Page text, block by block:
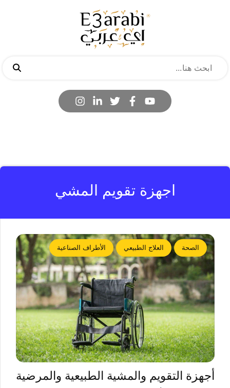
اجهزة تقويم المشي
الصحة العلاج الطبيعي الأطراف الصناعية
أجهزة التقويم والمشية الطبيعية والمرضية